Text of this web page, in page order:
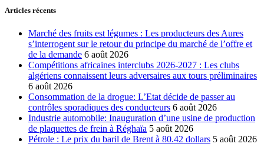
Articles récents
Marché des fruits est légumes : Les producteurs des Aures
s’interrogent sur le retour du principe du marché de l’offre et
de la demande 6 août 2026
Compétitions africaines interclubs 2026-2027 : Les clubs
algériens connaissent leurs adversaires aux tours préliminaires
6 août 2026
Consommation de la drogue: L’Etat décide de passer au
contrôles sporadiques des conducteurs 6 août 2026
Industrie automobile: Inauguration d’une usine de production
de plaquettes de frein à Réghaïa 5 août 2026
Pétrole : Le prix du baril de Brent à 80.42 dollars 5 août 2026